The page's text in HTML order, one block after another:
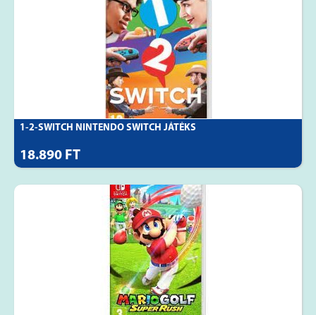
1-2-SWITCH NINTENDO SWITCH JÁTÉKS
18.890 FT